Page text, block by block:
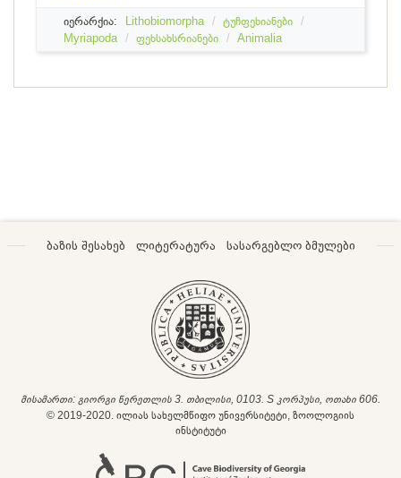
იერარქია: Lithobiomorpha
ტუჩფეხიანები
Myriapoda
ფეხსახსრიანები Animalia
ბაზის შესახებ ლიტერატურა სასარგებლო ბმულები
მისამართი: გიორგი წერეთლის 3. თბილისი, 0103. S კორპუსი, ოთახი 606.
© 2019-2020. ილიას სახელმწიფო უნივერსიტეტი, ზოოლოგიის
ინსტიტუტი